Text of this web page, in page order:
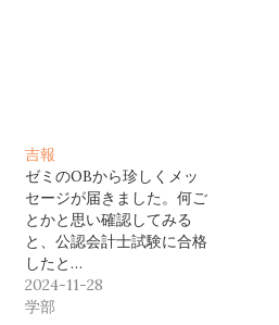
吉報
ゼミのOBから珍しくメッ
セージが届きました。何ご
とかと思い確認してみる
と、公認会計士試験に合格
したと…
2024-11-28
学部